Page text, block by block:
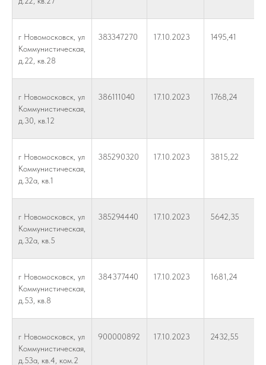
г Новомосковск, ул
Коммунистическая,
д.22, кв.28
383347270 17.10.2023 1495,41
г Новомосковск, ул
Коммунистическая,
д.30, кв.12
386111040 17.10.2023 1768,24
г Новомосковск, ул
Коммунистическая,
д.32а, кв.1
385290320 17.10.2023 3815,22
г Новомосковск, ул
Коммунистическая,
д.32а, кв.5
385294440 17.10.2023 5642,35
г Новомосковск, ул
Коммунистическая,
д.53, кв.8
384377440 17.10.2023 1681,24
г Новомосковск, ул
Коммунистическая,
д.53а, кв.4, ком.2
900000892 17.10.2023 2432,55